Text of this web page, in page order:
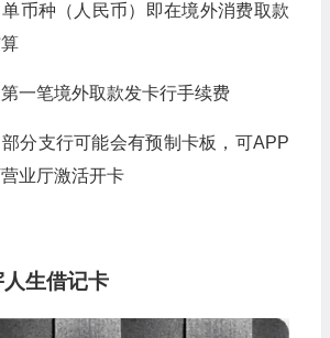
币种（人民币）即在境外消费取款
一笔境外取款发卡行手续费
分支行可能会有预制卡板，可APP
业厅激活开卡
生借记卡